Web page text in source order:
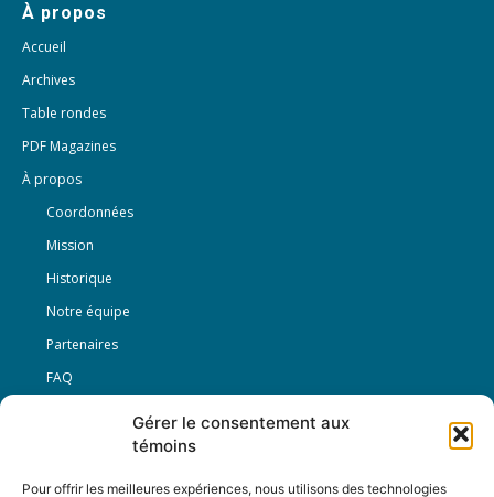
Gérer le consentement aux
témoins
Pour offrir les meilleures expériences, nous utilisons des technologies
À propos
Accueil
Archives
Table rondes
PDF Magazines
À propos
Coordonnées
Mission
Historique
Notre équipe
Partenaires
FAQ
Conditions générales